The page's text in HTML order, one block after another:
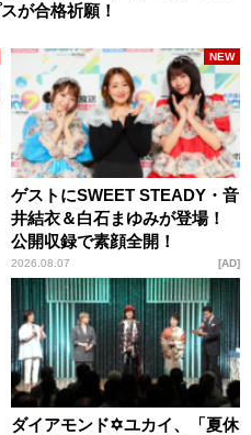
が合格祈願！
ゲストにSWEET STEADY・音
井結衣＆白石まゆみが登場！
公開収録で素顔全開！
2026.08.07
NEW
AD
ダイアモンド✡ユカイ、「夏休